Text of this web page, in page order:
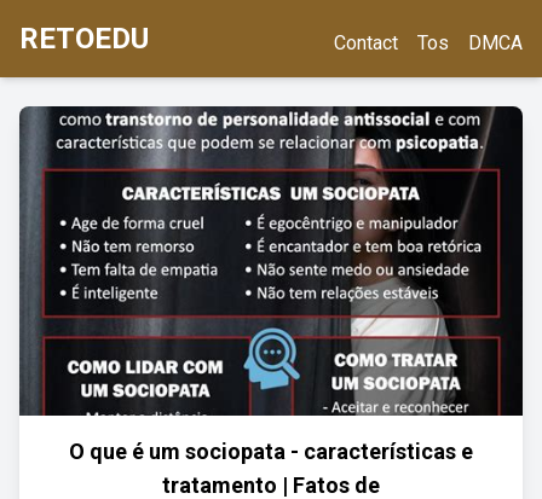
RETOEDU Contact Tos DMCA
O que é um sociopata - características e
tratamento | Fatos de